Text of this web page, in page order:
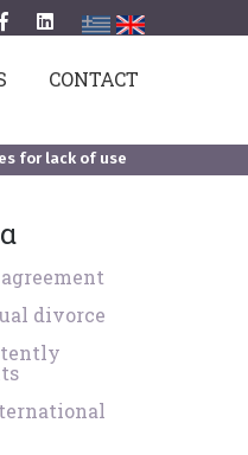
CONTACT
for lack of use
divorce